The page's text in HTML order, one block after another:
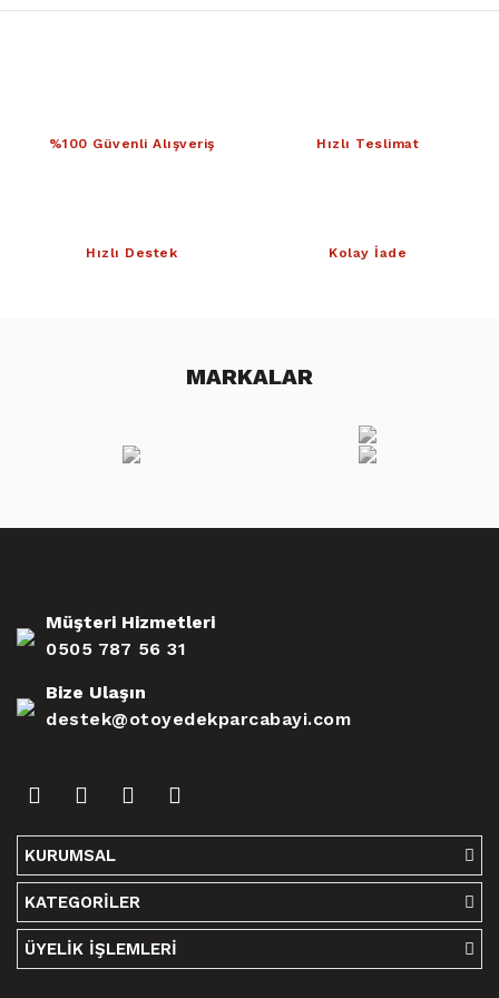
%100 Güvenli Alışveriş Hızlı Teslimat
Hızlı Destek Kolay İade
MARKALAR
Müşteri Hizmetleri
0505 787 56 31
Bize Ulaşın
destek@otoyedekparcabayi.com
KURUMSAL
KATEGORİLER
ÜYELİK İŞLEMLERİ